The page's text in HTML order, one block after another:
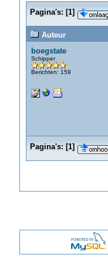
Pagina's: [1]
Auteur
boegstate
Schipper
Berichten: 159
Pagina's: [1]